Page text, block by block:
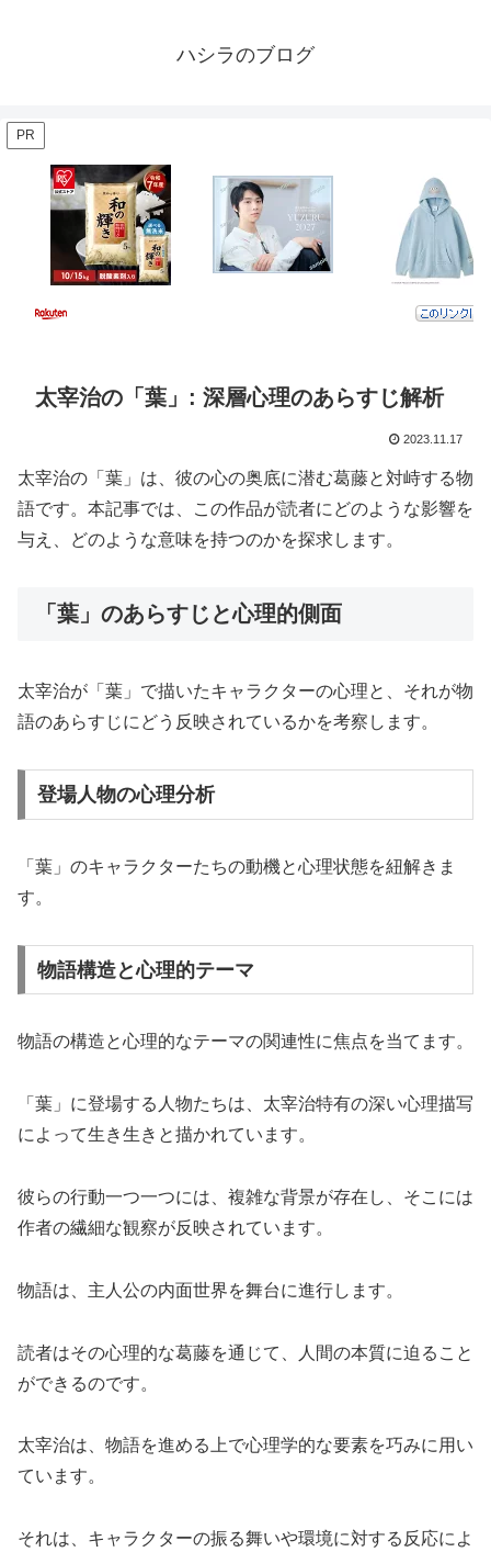
ハシラのブログ
PR
太宰治の「葉」: 深層心理のあらすじ解析
2023.11.17
太宰治の「葉」は、彼の心の奥底に潜む葛藤と対峙する物
語です。本記事では、この作品が読者にどのような影響を
与え、どのような意味を持つのかを探求します。
「葉」のあらすじと心理的側面
太宰治が「葉」で描いたキャラクターの心理と、それが物
語のあらすじにどう反映されているかを考察します。
登場人物の心理分析
「葉」のキャラクターたちの動機と心理状態を紐解きま
す。
物語構造と心理的テーマ
物語の構造と心理的なテーマの関連性に焦点を当てます。
「葉」に登場する人物たちは、太宰治特有の深い心理描写
によって生き生きと描かれています。
彼らの行動一つ一つには、複雑な背景が存在し、そこには
作者の繊細な観察が反映されています。
物語は、主人公の内面世界を舞台に進行します。
読者はその心理的な葛藤を通じて、人間の本質に迫ること
ができるのです。
太宰治は、物語を進める上で心理学的な要素を巧みに用い
ています。
それは、キャラクターの振る舞いや環境に対する反応によ